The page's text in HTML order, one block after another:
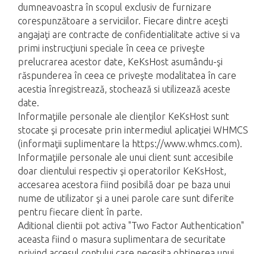
dumneavoastra în scopul exclusiv de furnizare
corespunzătoare a serviciilor. Fiecare dintre aceşti
angajaţi are contracte de confidentialitate active si va
primi instrucţiuni speciale în ceea ce priveşte
prelucrarea acestor date, KeKsHost asumându-şi
răspunderea în ceea ce priveşte modalitatea în care
acestia înregistrează, stochează si utilizează aceste
date.
Informaţiile personale ale clienţilor KeKsHost sunt
stocate şi procesate prin intermediul aplicaţiei WHMCS
(informaţii suplimentare la https://www.whmcs.com).
Informaţiile personale ale unui client sunt accesibile
doar clientului respectiv şi operatorilor KeKsHost,
accesarea acestora fiind posibilă doar pe baza unui
nume de utilizator şi a unei parole care sunt diferite
pentru fiecare client în parte.
Aditional clientii pot activa "Two Factor Authentication"
aceasta fiind o masura suplimentara de securitate